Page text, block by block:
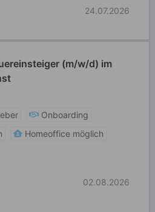
24.07.2026
(m/w/d) im
Onboarding
Homeoffice möglich
02.08.2026